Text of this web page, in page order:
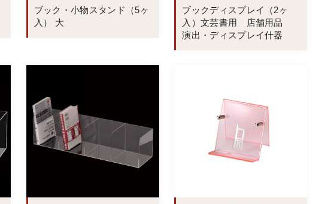
ブック・小物スタンド（5ヶ
入） 大
ブックディスプレイ（2ヶ
入）文芸書用 店舗用品
演出・ディスプレイ什器